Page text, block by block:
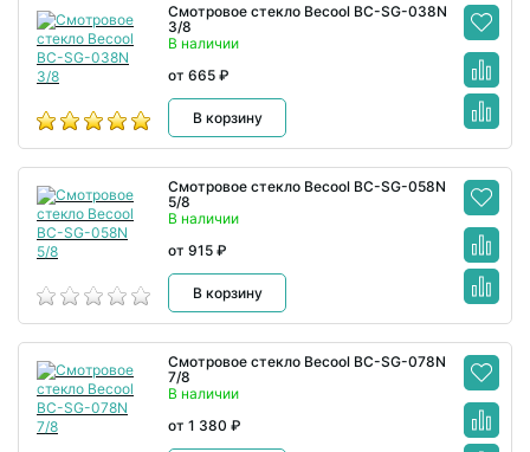
Смотровое стекло Becool BC-SG-038N
3/8
В наличии
от 665 ₽
В корзину
Смотровое стекло Becool BC-SG-058N
5/8
В наличии
от 915 ₽
В корзину
Смотровое стекло Becool BC-SG-078N
7/8
В наличии
от 1 380 ₽